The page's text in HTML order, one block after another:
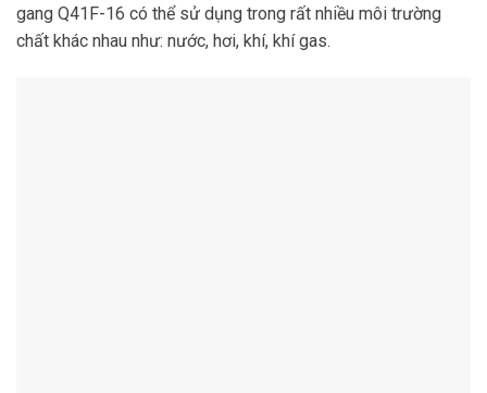
gang Q41F-16 có thể sử dụng trong rất nhiều môi trường
chất khác nhau như: nước, hơi, khí, khí gas.